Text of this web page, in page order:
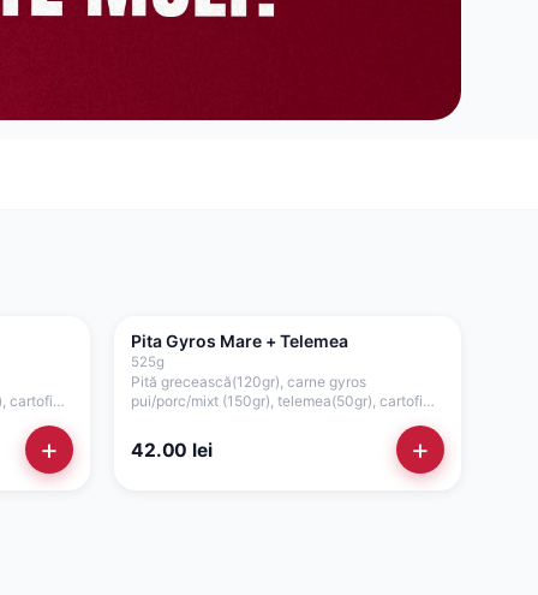
cartofi
+
Pita Gyros Mare + Telemea
525g
Pită grecească(120gr), carne gyros
pui/porc/mixt (150gr), telemea(50gr), cartofi
verde, maioneză de casă cu usturoi(75gr)
42.00 lei +